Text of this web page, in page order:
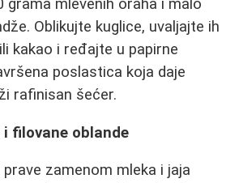
grama mlevenih oraha i malo
Oblikujte kuglice, uvaljajte ih
kakao i ređajte u papirne
poslastica koja daje
rafinisan šećer.
filovane oblande
zamenom mleka i jaja